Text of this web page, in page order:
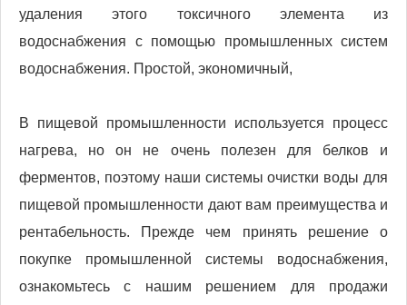
удаления этого токсичного элемента из
водоснабжения с помощью промышленных систем
водоснабжения. Простой, экономичный,
В пищевой промышленности используется процесс
нагрева, но он не очень полезен для белков и
ферментов, поэтому наши системы очистки воды для
пищевой промышленности дают вам преимущества и
рентабельность. Прежде чем принять решение о
покупке промышленной системы водоснабжения,
ознакомьтесь с нашим решением для продажи